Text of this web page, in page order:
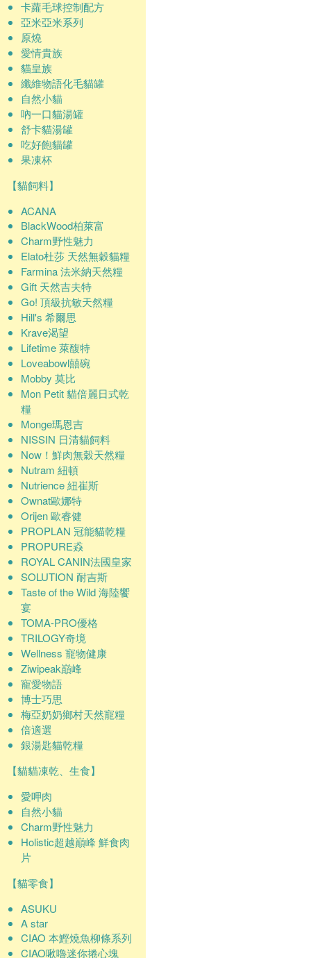
卡蘿毛球控制配方
亞米亞米系列
原燒
愛情貴族
貓皇族
纖維物語化毛貓罐
自然小貓
吶一口貓湯罐
舒卡貓湯罐
吃好飽貓罐
果凍杯
【貓飼料】
ACANA
BlackWood柏萊富
Charm野性魅力
Elato杜莎 天然無穀貓糧
Farmina 法米納天然糧
Gift 天然吉夫特
Go! 頂級抗敏天然糧
Hill's 希爾思
Krave渴望
Lifetime 萊馥特
Loveabowl囍碗
Mobby 莫比
Mon Petit 貓倍麗日式乾
糧
Monge瑪恩吉
NISSIN 日清貓飼料
Now！鮮肉無穀天然糧
Nutram 紐頓
Nutrience 紐崔斯
Ownat歐娜特
Orijen 歐睿健
PROPLAN 冠能貓乾糧
PROPURE猋
ROYAL CANIN法國皇家
SOLUTION 耐吉斯
Taste of the Wild 海陸饗
宴
TOMA-PRO優格
TRILOGY奇境
Wellness 寵物健康
Ziwipeak巔峰
寵愛物語
博士巧思
梅亞奶奶鄉村天然寵糧
倍適選
銀湯匙貓乾糧
【貓貓凍乾、生食】
愛呷肉
自然小貓
Charm野性魅力
Holistic超越巔峰 鮮食肉
片
【貓零食】
ASUKU
A star
CIAO 本鰹燒魚柳條系列
CIAO啾嚕迷你捲心塊